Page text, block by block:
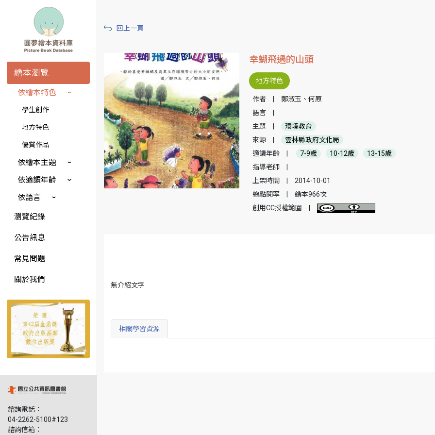
繪本瀏覽
依繪本特色
學生創作
地方特色
優賞作品
依繪本主題
依適讀年齡
依語言
瀏覽紀錄
公告訊息
常見問題
關於我們
諮詢電話：
04-2262-5100#123
諮詢信箱：
回上一頁
幸蝴飛過的山頭
地方特色
作者
鄭淑玉、何原
語言
主題
環境教育
來源
雲林縣政府文化局
適讀年齡
7-9歲 10-12歲
13-15歲
指導老師
上架時間
2014-10-01
總點閱率
繪本966次
創用CC授權範圍
無介紹文字
相關學習資源